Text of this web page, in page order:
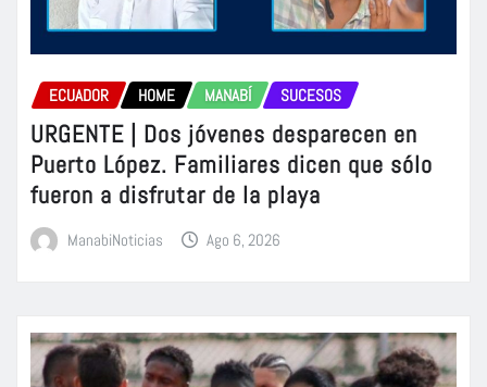
ECUADOR HOME MANABÍ SUCESOS
URGENTE | Dos jóvenes desparecen en
Puerto López. Familiares dicen que sólo
fueron a disfrutar de la playa
ManabiNoticias Ago 6, 2026